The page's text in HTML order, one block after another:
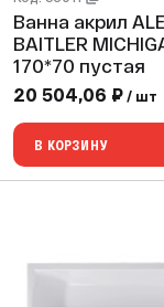
Ванна акрил ALEX
BAITLER MICHIGAN
170*70 пустая
20 504,06 ₽ / шт
В КОРЗИНУ